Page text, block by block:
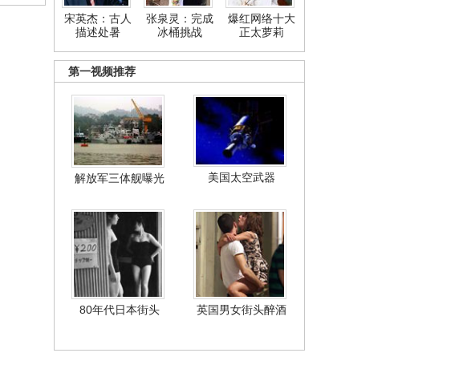
宋英杰：古人
描述处暑
张泉灵：完成
冰桶挑战
爆红网络十大
正太萝莉
第一视频推荐
解放军三体舰曝光 美国太空武器
80年代日本街头 英国男女街头醉酒